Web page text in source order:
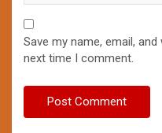
Save my name, email,
next time I comment.